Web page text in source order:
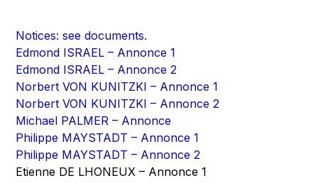
Notices: see documents.
Edmond ISRAEL – Annonce 1
Edmond ISRAEL – Annonce 2
Norbert VON KUNITZKI – Annonce 1
Norbert VON KUNITZKI – Annonce 2
Michael PALMER – Annonce
Philippe MAYSTADT – Annonce 1
Philippe MAYSTADT – Annonce 2
Etienne DE LHONEUX – Annonce 1